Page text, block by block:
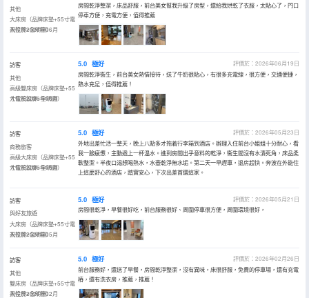
其他
大床房（品牌床墊+55寸電
視投屏+全明窗）
入住於2026年06月
房間乾淨整潔，床品舒服，前台美女幫我升級了房型，還給我烘乾了衣服，太貼心了，門口
停車方便，充電方便，值得推薦
訪客
其他
高級雙床房（品牌床墊+55
寸電視投屏+全明窗）
入住於2026年06月
5.0 極好
評價於：2026年06月19日
房間乾淨衞生，前台美女熱情接待，送了牛奶很貼心，有很多充電線，很方便，交通便捷，
熱水充足，值得推薦！
訪客
商務旅客
高級大床房（品牌床墊+55
寸電視投屏+全明窗）
入住於2026年05月
5.0 極好
評價於：2026年05月23日
外地出差忙活一整天，晚上八點多才拖着行李箱到酒店。辦理入住前台小姐姐十分耐心，看
我一臉疲憊，主動遞上一杯温水。進到房間出乎意料的乾淨，衞生間沒有水漬死角，床品柔
軟整潔。半夜口渴想喝熱水，水壺乾淨無水垢。第二天一早趕車，退房超快。奔波在外能住
上這麼舒心的酒店，踏實安心，下次出差首選這家。
訪客
與好友旅遊
大床房（品牌床墊+55寸電
視投屏+全明窗）
入住於2026年05月
5.0 極好
評價於：2026年05月21日
房間很乾凈，早餐很好吃，前台服務很好、周圍停車很方便，周圍環境很好，
訪客
其他
雙床房（品牌床墊+55寸電
視投屏+全明窗）
入住於2026年02月
5.0 極好
評價於：2026年02月26日
前台服務好，還送了早餐，房間乾淨整潔，沒有異味，床很舒服，免費的停車場，還有充電
樁，還有洗衣房，推薦，推薦！